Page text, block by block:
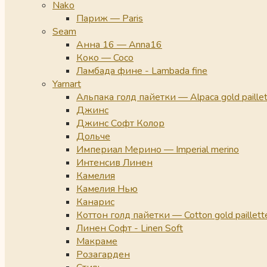
Nako
Париж — Paris
Seam
Анна 16 — Anna16
Коко — Coco
Ламбада фине - Lambada fine
Yarnart
Альпака голд пайетки — Alpaca gold
Джинс
Джинс Софт Колор
Дольче
Империал Мерино — Imperial merino
Интенсив Линен
Камелия
Камелия Нью
Канарис
Коттон голд пайетки — Cotton gold
Линен Софт - Linen Soft
Макраме
Розагарден